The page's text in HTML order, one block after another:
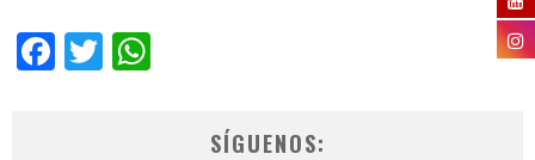
Facebook
Twitter
SÍGUENOS: